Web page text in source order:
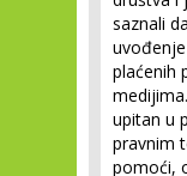
saznali
plaćenih
upitan u
pravnim
pomoći,